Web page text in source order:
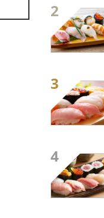
2
3
4